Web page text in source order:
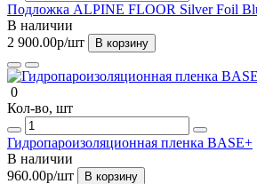
Подложка ALPINE FLOOR Silver Foil
В наличии
2 900.00р/шт В корзину
0
Кол-во, шт
Гидропароизоляционная пленка BASE+
В наличии
960.00р/шт В корзину